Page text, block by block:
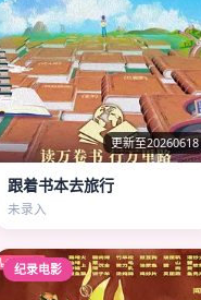
更新至20260618
跟着书本去旅行
未录入
纪录电影